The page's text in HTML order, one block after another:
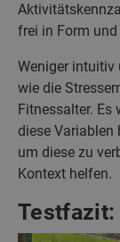
frei in Form
Weniger intuitiv
wie die
Fitnessalter. Es
diese Variablen
um diese zu
Kontext helfen.
Testfazit: